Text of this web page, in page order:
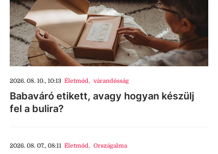
2026. 08. 10., 10:13 Életmód, várandósság
Babaváró etikett, avagy hogyan készülj
fel a bulira?
2026. 08. 07., 08:11 Életmód, Országalma